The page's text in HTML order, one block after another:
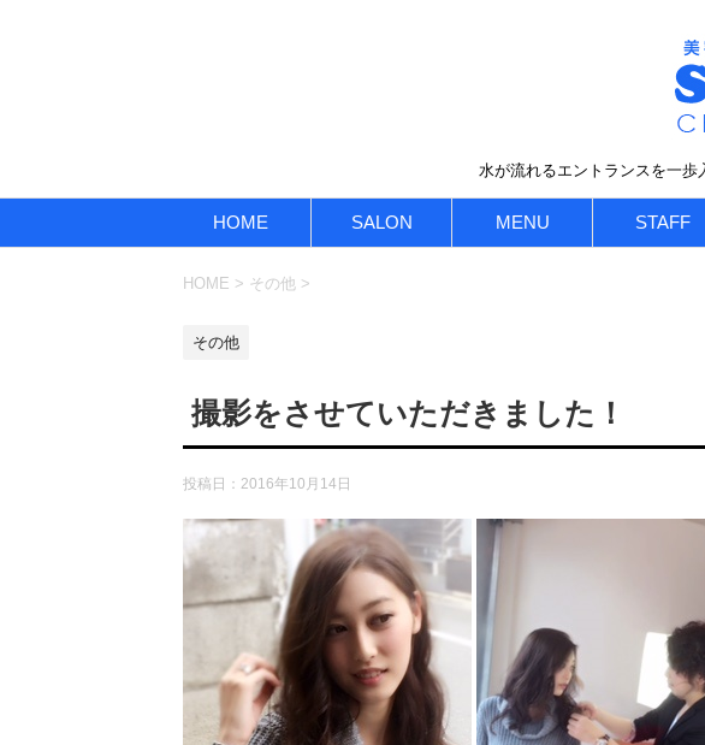
水が流れるエントランスを一歩
HOME SALON MENU STAFF
HOME > その他 >
その他
撮影をさせていただきました！
投稿日： 2016年10月14日